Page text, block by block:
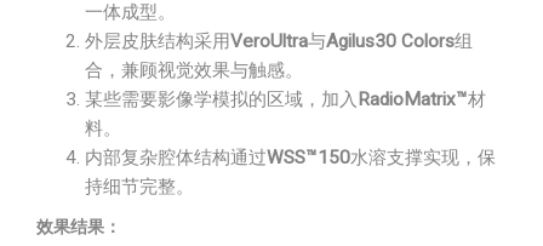
一体成型。
外层皮肤结构采用VeroUltra与Agilus30 Colors组
合，兼顾视觉效果与触感。
某些需要影像学模拟的区域，加入 RadioMatrix™材
料。
内部复杂腔体结构通过WSS™150水溶支撑实现，保
持细节完整。
效果结果：